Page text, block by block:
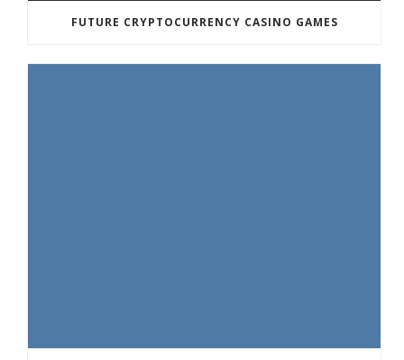
FUTURE CRYPTOCURRENCY CASINO GAMES